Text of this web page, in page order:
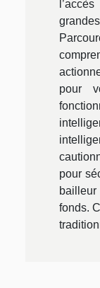
pour
pour
fonds.